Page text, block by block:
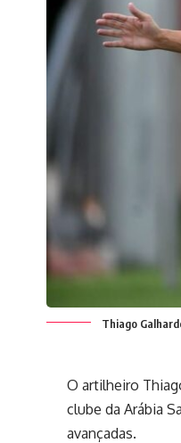
Thiago
O artilheiro
clube da Arábia
avançadas.